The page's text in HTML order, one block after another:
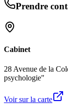
Prendre
Cabinet
28 Avenue de la
psychologie"
Voir sur la carte